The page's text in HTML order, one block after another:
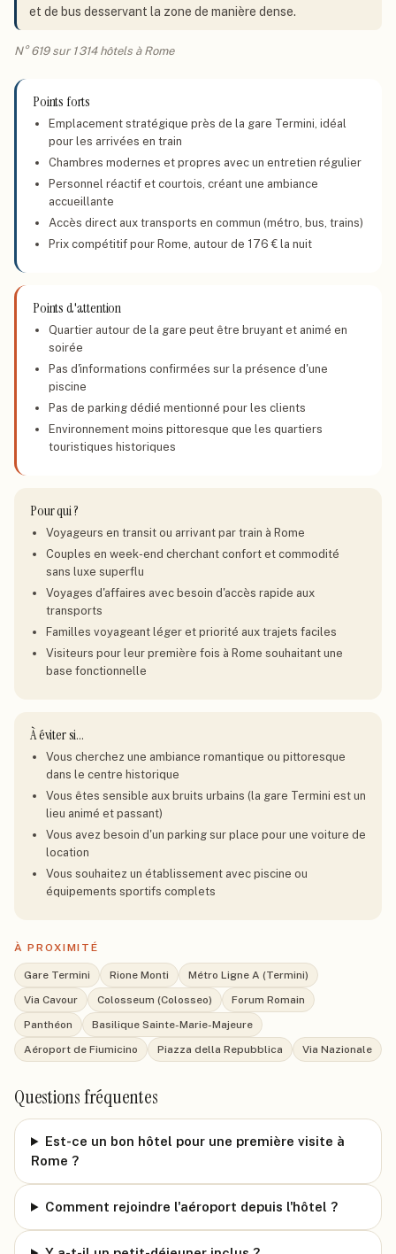
et de bus desservant la zone de manière dense.
N° 619 sur 1 314 hôtels à Rome
Points forts
Emplacement stratégique près de la gare Termini, idéal
pour les arrivées en train
Chambres modernes et propres avec un entretien régulier
Personnel réactif et courtois, créant une ambiance
accueillante
Accès direct aux transports en commun (métro, bus, trains)
Prix compétitif pour Rome, autour de 176 € la nuit
Points d'attention
Quartier autour de la gare peut être bruyant et animé en
soirée
Pas d'informations confirmées sur la présence d'une
piscine
Pas de parking dédié mentionné pour les clients
Environnement moins pittoresque que les quartiers
touristiques historiques
Pour qui ?
Voyageurs en transit ou arrivant par train à Rome
Couples en week-end cherchant confort et commodité
sans luxe superflu
Voyages d'affaires avec besoin d'accès rapide aux
transports
Familles voyageant léger et priorité aux trajets faciles
Visiteurs pour leur première fois à Rome souhaitant une
base fonctionnelle
À éviter si…
Vous cherchez une ambiance romantique ou pittoresque
dans le centre historique
Vous êtes sensible aux bruits urbains (la gare Termini est un
lieu animé et passant)
Vous avez besoin d'un parking sur place pour une voiture de
location
Vous souhaitez un établissement avec piscine ou
équipements sportifs complets
À PROXIMITÉ
Gare Termini Rione Monti
Métro Ligne A (Termini)
Via Cavour
Colosseum (Colosseo)
Forum Romain
Panthéon
Basilique Sainte-Marie-Majeure
Aéroport de Fiumicino
Piazza della Repubblica Via Nazionale
Questions fréquentes
Est-ce un bon hôtel pour une première visite à
Rome ?
Comment rejoindre l'aéroport depuis l'hôtel ?